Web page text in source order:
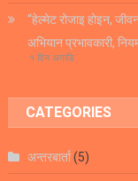
“हेल्मेट रोजाइ होइन,
अभियान प्रभावकारी,
१ दिन अगाडि
CATEGORIES
अन्तरबार्ता(5)